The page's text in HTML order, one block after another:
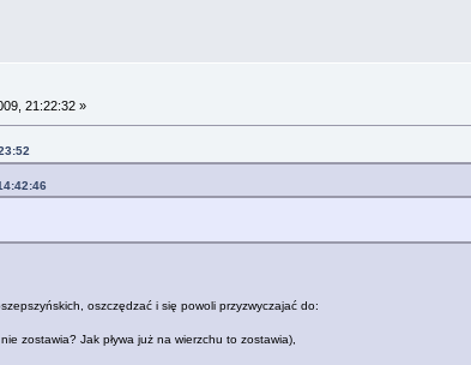
21:22:32 »
oszczędzać i się powoli przyzwyczajać do:
zostawia? Jak pływa już na wierzchu to zostawia),